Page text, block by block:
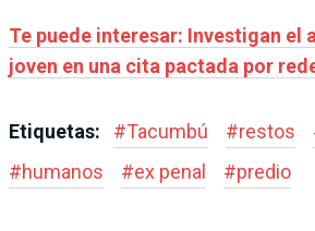
Te puede interesar: Investigan el
joven en una cita pactada por
Etiquetas: #Tacumbú #restos
#humanos #ex penal #predio